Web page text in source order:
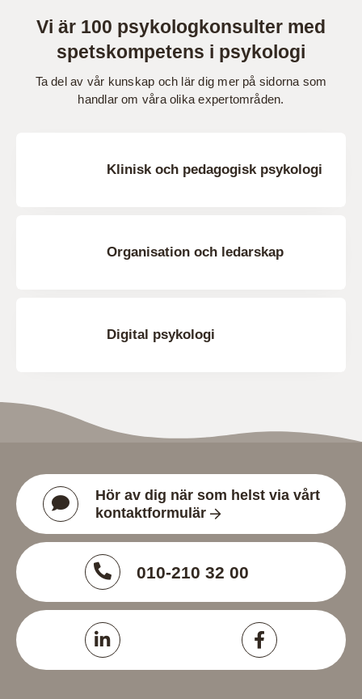
Vi är 100 psykologkonsulter med
spetskompetens i psykologi
Ta del av vår kunskap och lär dig mer på sidorna som
handlar om våra olika expertområden.
Klinisk och pedagogisk psykologi
Organisation och ledarskap
Digital psykologi
Hör av dig när som helst via vårt
kontaktformulär
010-210 32 00